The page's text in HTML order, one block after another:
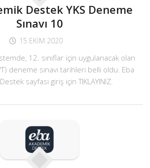
Destek YKS Deneme
Sınavı 10
15 EKIM 2020
12. sınıflar için uygulanacak olan
deneme sınavı tarihleri belli oldu. Eba
sayfası giriş için TIKLAYINIZ.